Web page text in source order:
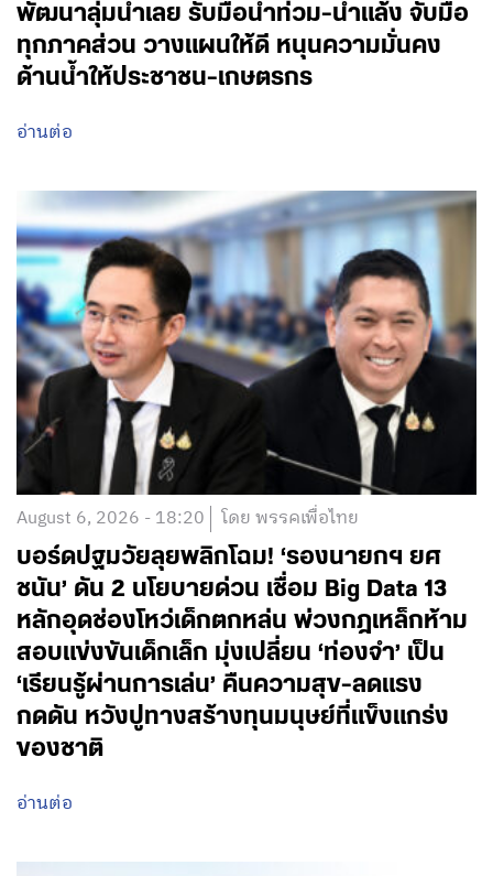
พัฒนาลุ่มน้ำเลย รับมือน้ำท่วม-น้ำแล้ง จับมือ
ทุกภาคส่วน วางแผนให้ดี หนุนความมั่นคง
ด้านน้ำให้ประชาชน-เกษตรกร
อ่านต่อ
August 6, 2026 - 18:20 โดย พรรคเพื่อไทย
บอร์ดปฐมวัยลุยพลิกโฉม! ‘รองนายกฯ ยศ
ชนัน’ ดัน 2 นโยบายด่วน เชื่อม Big Data 13
หลักอุดช่องโหว่เด็กตกหล่น พ่วงกฎเหล็กห้าม
สอบแข่งขันเด็กเล็ก มุ่งเปลี่ยน ‘ท่องจำ’ เป็น
‘เรียนรู้ผ่านการเล่น’ คืนความสุข-ลดแรง
กดดัน หวังปูทางสร้างทุนมนุษย์ที่แข็งแกร่ง
ของชาติ
อ่านต่อ